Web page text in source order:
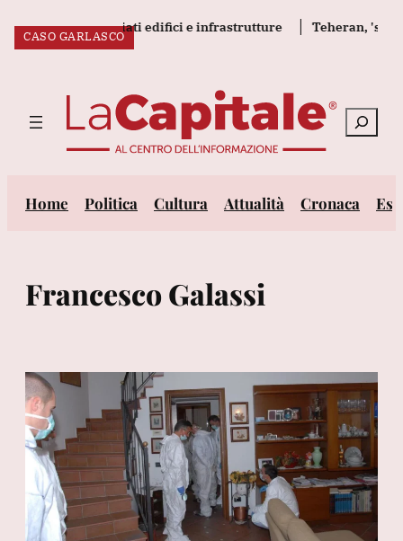
ULTIM’ORA:
russo, danneggiati edifici e infrastrutture Teheran, 'se
Cerca
Home Politica Cultura Attualità Cronaca
Francesco Galassi
CASO GARLASCO
CASO GARLASCO